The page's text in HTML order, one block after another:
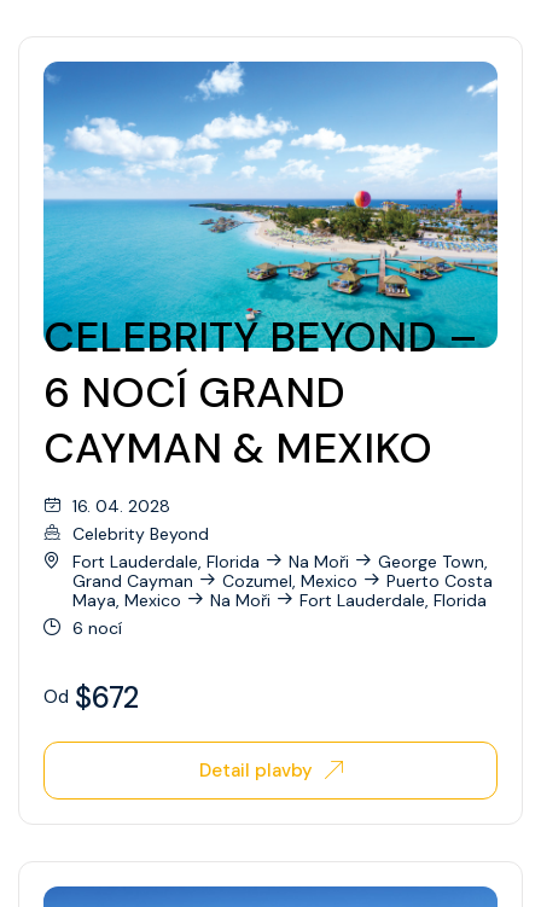
CELEBRITY BEYOND –
6 NOCÍ GRAND
CAYMAN & MEXIKO
16. 04. 2028
Celebrity Beyond
Fort Lauderdale, Florida
Na Moři
George Town,
Grand Cayman
Cozumel, Mexico
Puerto Costa
Maya, Mexico
Na Moři
Fort Lauderdale, Florida
6 nocí
Od $672
Detail plavby